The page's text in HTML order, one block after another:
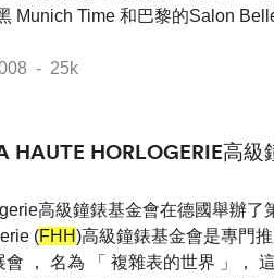
Munich Time 和巴黎的Salon
- 25k
HAUTE HORLOGERIE高
高級鐘錶基金會在德國舉辦了
(FHH)高級鐘錶基金會是專門
， 名為 「 複雜表的世界 」，